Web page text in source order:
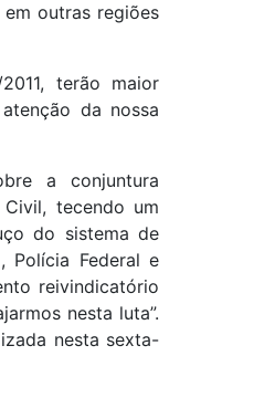
outras regiões
terão maior
da nossa
a conjuntura
tecendo um
do sistema de
Polícia Federal e
reivindicatório
nesta luta”.
nesta sexta-